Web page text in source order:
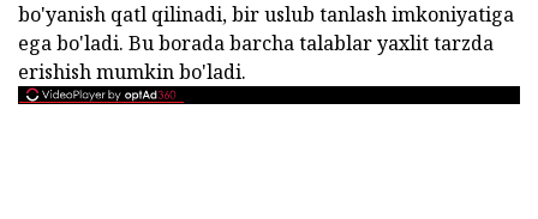
bo'yanish qatl qilinadi, bir uslub tanlash imkoniyatiga
ega bo'ladi. Bu borada barcha talablar yaxlit tarzda
erishish mumkin bo'ladi.